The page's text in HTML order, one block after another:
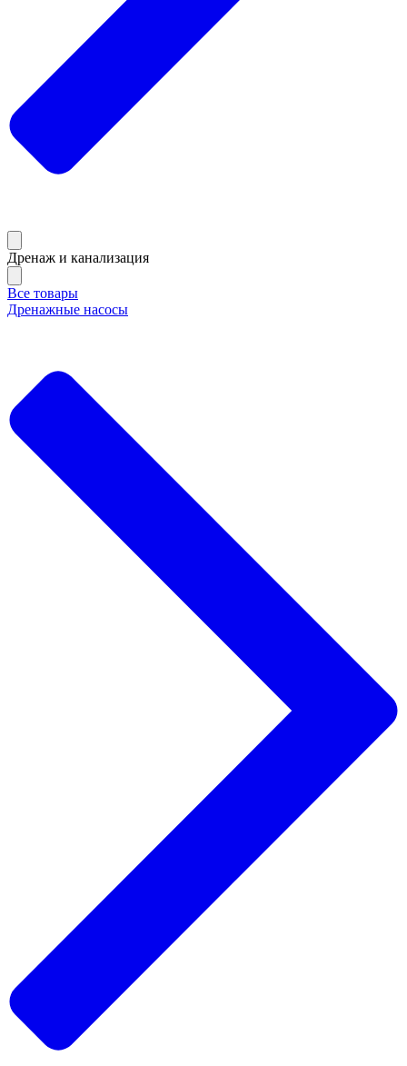
Дренаж и канализация
Все товары
Дренажные насосы